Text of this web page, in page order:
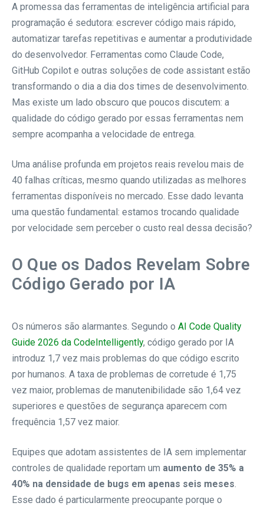
A promessa das ferramentas de inteligência artificial para
programação é sedutora: escrever código mais rápido,
automatizar tarefas repetitivas e aumentar a produtividade
do desenvolvedor. Ferramentas como Claude Code,
GitHub Copilot e outras soluções de code assistant estão
transformando o dia a dia dos times de desenvolvimento.
Mas existe um lado obscuro que poucos discutem: a
qualidade do código gerado por essas ferramentas nem
sempre acompanha a velocidade de entrega.
Uma análise profunda em projetos reais revelou mais de
40 falhas críticas, mesmo quando utilizadas as melhores
ferramentas disponíveis no mercado. Esse dado levanta
uma questão fundamental: estamos trocando qualidade
por velocidade sem perceber o custo real dessa decisão?
O Que os Dados Revelam Sobre
Código Gerado por IA
Os números são alarmantes. Segundo o AI Code Quality
Guide 2026 da CodeIntelligently, código gerado por IA
introduz 1,7 vez mais problemas do que código escrito
por humanos. A taxa de problemas de corretude é 1,75
vez maior, problemas de manutenibilidade são 1,64 vez
superiores e questões de segurança aparecem com
frequência 1,57 vez maior.
Equipes que adotam assistentes de IA sem implementar
controles de qualidade reportam um aumento de 35% a
40% na densidade de bugs em apenas seis meses.
Esse dado é particularmente preocupante porque o